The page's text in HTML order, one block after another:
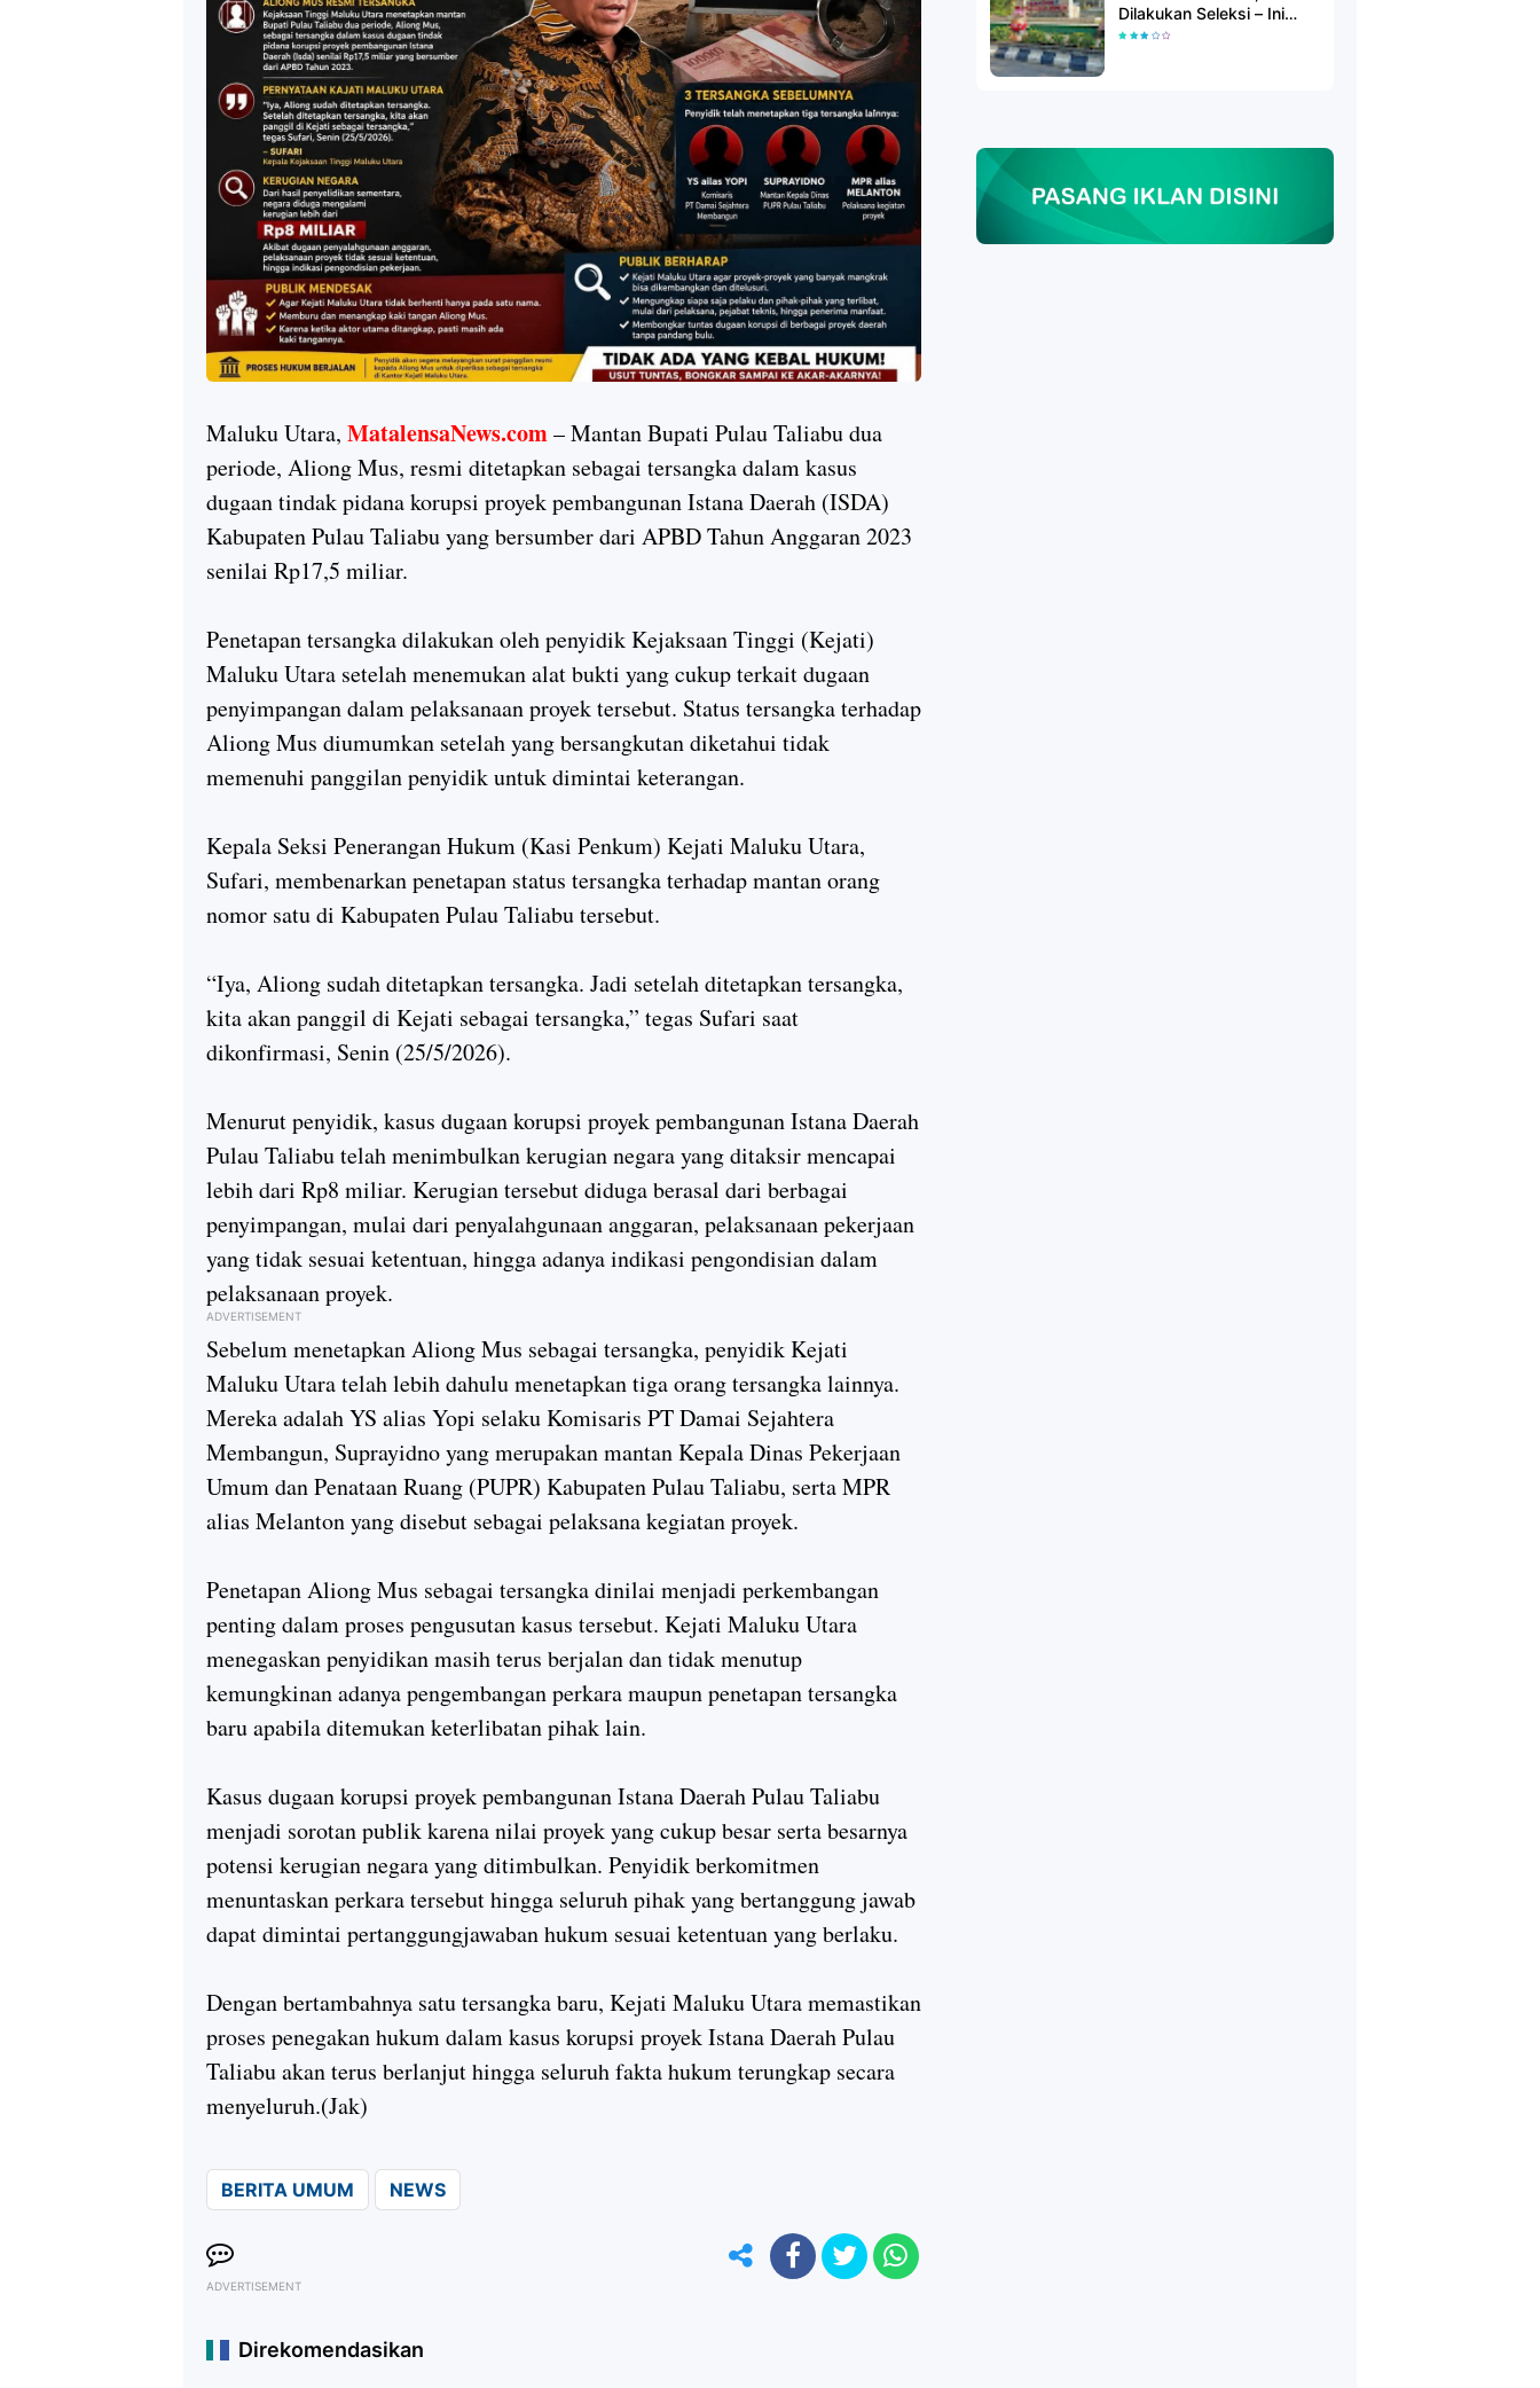
Maluku Utara, MatalensaNews.com– Mantan Bupati Pulau Taliabu dua
periode, Aliong Mus, resmi ditetapkan sebagai tersangka dalam kasus
dugaan tindak pidana korupsi proyek pembangunan Istana Daerah (ISDA)
Kabupaten Pulau Taliabu yang bersumber dari APBD Tahun Anggaran 2023
senilai Rp17,5 miliar.
Penetapan tersangka dilakukan oleh penyidik Kejaksaan Tinggi (Kejati)
Maluku Utara setelah menemukan alat bukti yang cukup terkait dugaan
penyimpangan dalam pelaksanaan proyek tersebut. Status tersangka terhadap
Aliong Mus diumumkan setelah yang bersangkutan diketahui tidak
memenuhi panggilan penyidik untuk dimintai keterangan.
Kepala Seksi Penerangan Hukum (Kasi Penkum) Kejati Maluku Utara,
Sufari, membenarkan penetapan status tersangka terhadap mantan orang
nomor satu di Kabupaten Pulau Taliabu tersebut.
“Iya, Aliong sudah ditetapkan tersangka. Jadi setelah ditetapkan tersangka,
kita akan panggil di Kejati sebagai tersangka,” tegas Sufari saat
dikonfirmasi, Senin (25/5/2026).
Menurut penyidik, kasus dugaan korupsi proyek pembangunan Istana Daerah
Pulau Taliabu telah menimbulkan kerugian negara yang ditaksir mencapai
lebih dari Rp8 miliar. Kerugian tersebut diduga berasal dari berbagai
penyimpangan, mulai dari penyalahgunaan anggaran, pelaksanaan pekerjaan
yang tidak sesuai ketentuan, hingga adanya indikasi pengondisian dalam
pelaksanaan proyek.
ADVERTISEMENT
Sebelum menetapkan Aliong Mus sebagai tersangka, penyidik Kejati
Maluku Utara telah lebih dahulu menetapkan tiga orang tersangka lainnya.
Mereka adalah YS alias Yopi selaku Komisaris PT Damai Sejahtera
Membangun, Suprayidno yang merupakan mantan Kepala Dinas Pekerjaan
Umum dan Penataan Ruang (PUPR) Kabupaten Pulau Taliabu, serta MPR
alias Melanton yang disebut sebagai pelaksana kegiatan proyek.
Penetapan Aliong Mus sebagai tersangka dinilai menjadi perkembangan
penting dalam proses pengusutan kasus tersebut. Kejati Maluku Utara
menegaskan penyidikan masih terus berjalan dan tidak menutup
kemungkinan adanya pengembangan perkara maupun penetapan tersangka
baru apabila ditemukan keterlibatan pihak lain.
Kasus dugaan korupsi proyek pembangunan Istana Daerah Pulau Taliabu
menjadi sorotan publik karena nilai proyek yang cukup besar serta besarnya
potensi kerugian negara yang ditimbulkan. Penyidik berkomitmen
menuntaskan perkara tersebut hingga seluruh pihak yang bertanggung jawab
dapat dimintai pertanggungjawaban hukum sesuai ketentuan yang berlaku.
Dengan bertambahnya satu tersangka baru, Kejati Maluku Utara memastikan
proses penegakan hukum dalam kasus korupsi proyek Istana Daerah Pulau
Taliabu akan terus berlanjut hingga seluruh fakta hukum terungkap secara
menyeluruh.(Jak)
BERITA UMUM NEWS
ADVERTISEMENT
Direkomendasikan
Dilakukan Seleksi – Ini
Penjelasanya